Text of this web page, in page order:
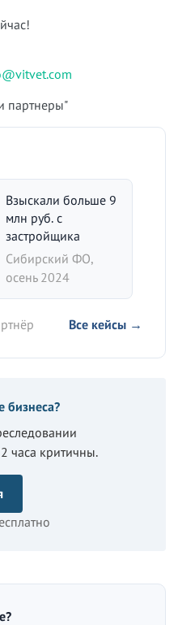
партнеры"
Взыскали больше 9
млн руб. с
застройщика
Сибирский ФО,
осень 2024
Все кейсы →
бизнеса?
часа критичны.